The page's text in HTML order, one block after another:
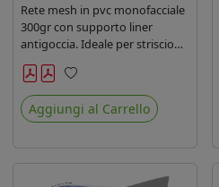
Rete mesh in pvc monofacciale
300gr con supporto liner
antigoccia. Ideale per striscioni
e coperture antivento.
Saldabile, stampabile con
inchiostri solvente,
ecosolvente, uv e latex. Densità
Preferiti
Aggiungi al Carrello